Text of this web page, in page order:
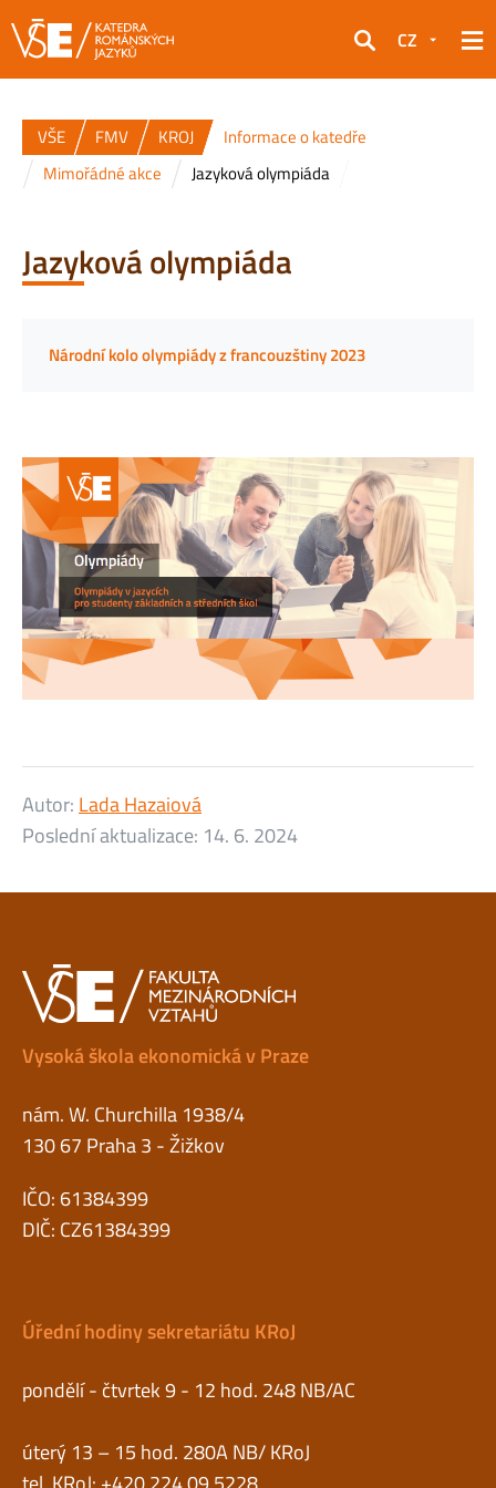
Hledat
CZ
VŠE FMV KROJ
Informace o katedře
Mimořádné akce
Jazyková olympiáda
Jazyková olympiáda
Národní kolo olympiády z francouzštiny 2023
Autor: Lada Hazaiová
Poslední aktualizace: 14. 6. 2024
Vysoká škola ekonomická v Praze
nám. W. Churchilla 1938/4
130 67 Praha 3 - Žižkov
IČO: 61384399
DIČ: CZ61384399
Úřední hodiny sekretariátu KRoJ
pondělí - čtvrtek 9 - 12 hod. 248 NB/AC
úterý 13 – 15 hod. 280A NB/ KRoJ